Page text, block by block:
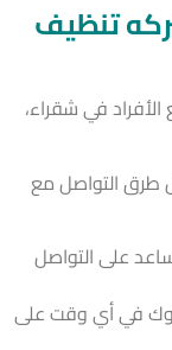
تنظيف
في شقراء،
التواصل مع
على التواصل
في أي وقت على